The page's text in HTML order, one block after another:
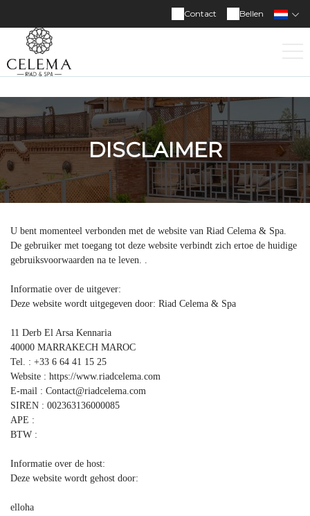
Bellen
Contact
DISCLAIMER
U bent momenteel verbonden met de website van Riad Celema & Spa.
De gebruiker met toegang tot deze website verbindt zich ertoe de huidige
gebruiksvoorwaarden na te leven. .
Informatie over de uitgever:
Deze website wordt uitgegeven door: Riad Celema & Spa
11 Derb El Arsa Kennaria
40000 MARRAKECH MAROC
Tel. : +33 6 64 41 15 25
Website : https://www.riadcelema.com
E-mail : Contact@riadcelema.com
SIREN : 002363136000085
APE :
BTW :
Informatie over de host:
Deze website wordt gehost door:
elloha